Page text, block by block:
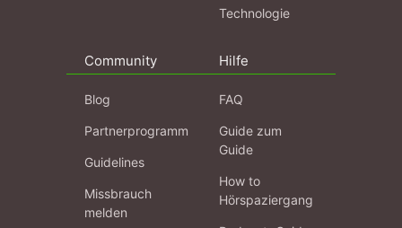
Technologie
Community
Blog
Partnerprogramm
Guidelines
Missbrauch
melden
Hilfe
FAQ
Guide zum
Guide
How to
Hörspaziergang